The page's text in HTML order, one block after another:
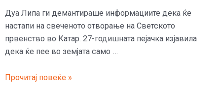
Дуа Липа ги демантираше информациите дека ќе
настапи на свеченото отворање на Светското
првенство во Катар. 27-годишната пејачка изјавила
дека ќе пее во земјата само …
Дуа
Прочитај повеќе »